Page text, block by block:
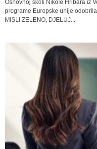
Osnovnoj školi Nikole Hribara iz
programe Europske unije
MISLI ZELENO, DJELUJ...